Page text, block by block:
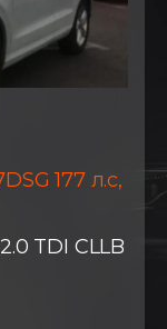
177 л.с,
TDI CLLB